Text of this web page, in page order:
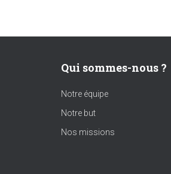
Qui sommes-nous ?
Notre équipe
Notre but
Nos missions